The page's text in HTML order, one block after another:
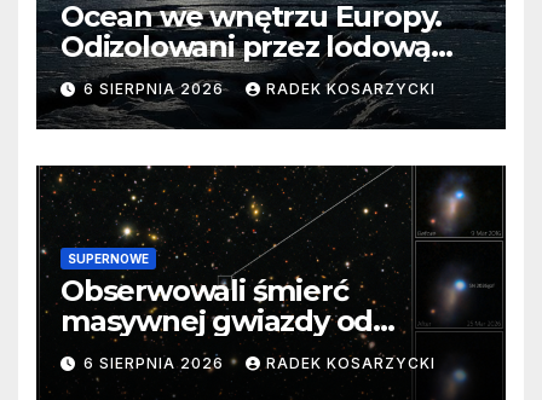
Ocean we wnętrzu Europy.
Odizolowani przez lodową
barierę
6 SIERPNIA 2026 RADEK KOSARZYCKI
SUPERNOWE
Obserwowali śmierć
masywnej gwiazdy od
samego początku. Niezwykle
cenne dane
6 SIERPNIA 2026 RADEK KOSARZYCKI